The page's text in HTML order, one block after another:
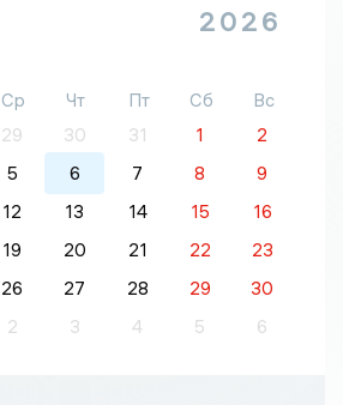
2026
Ср Чт Пт Сб
Вс
29 30 31 1
2
5 6 7 8
9
12 13 14 15
16
19 20 21 22
23
26 27 28 29
30
2 3 4 5 6